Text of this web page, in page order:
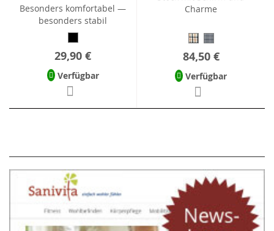
Besonders komfortabel —
besonders stabil
29,90 €
Verfügbar
Charme
84,50 €
Verfügbar